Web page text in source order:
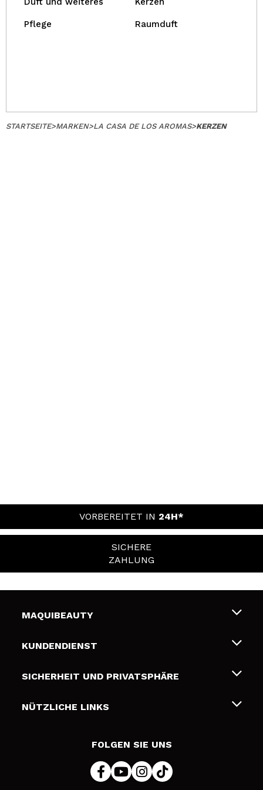
Pflege Raumduft
STARTSEITE>MARKEN>LA CASA DE LOS AROMAS>KERZEN
VORBEREITET IN 24H*
SICHERE
ZAHLUNG
MAQUIBEAUTY
Über uns
Geschenkkarten
KUNDENDIENST
Liefer- und Versandkosten
Zahlung
SICHERHEIT UND PRIVATSPHÄRE
Bedingungen und Datenschutz
NÜTZLICHE LINKS
FOLGEN SIE UNS